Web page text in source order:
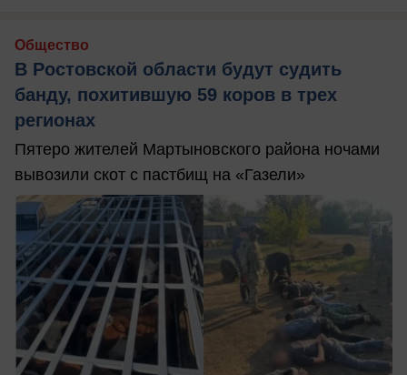
Общество
В Ростовской области будут судить
банду, похитившую 59 коров в трех
регионах
Пятеро жителей Мартыновского района ночами
вывозили скот с пастбищ на «Газели»